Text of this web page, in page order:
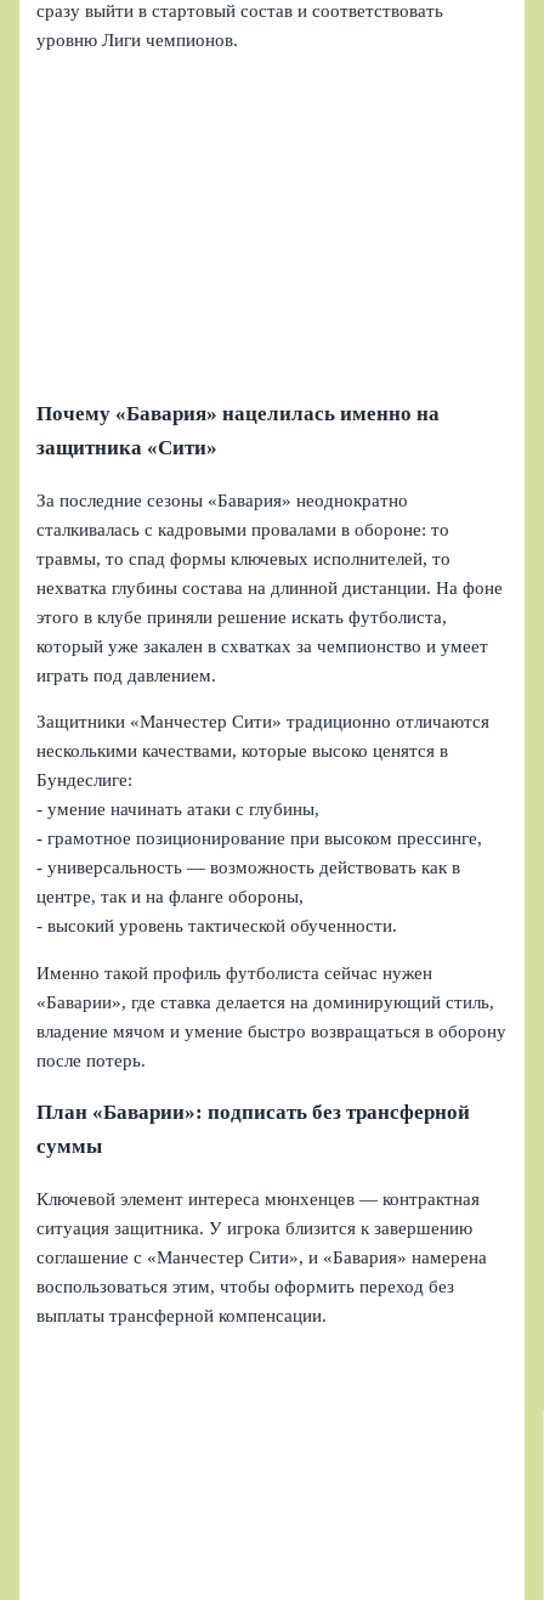
сразу выйти в стартовый состав и соответствовать
уровню Лиги чемпионов.
Почему «Бавария» нацелилась именно на
защитника «Сити»
За последние сезоны «Бавария» неоднократно
сталкивалась с кадровыми провалами в обороне: то
травмы, то спад формы ключевых исполнителей, то
нехватка глубины состава на длинной дистанции. На фоне
этого в клубе приняли решение искать футболиста,
который уже закален в схватках за чемпионство и умеет
играть под давлением.
Защитники «Манчестер Сити» традиционно отличаются
несколькими качествами, которые высоко ценятся в
Бундеслиге:
- умение начинать атаки с глубины,
- грамотное позиционирование при высоком прессинге,
- универсальность — возможность действовать как в
центре, так и на фланге обороны,
- высокий уровень тактической обученности.
Именно такой профиль футболиста сейчас нужен
«Баварии», где ставка делается на доминирующий стиль,
владение мячом и умение быстро возвращаться в оборону
после потерь.
План «Баварии»: подписать без трансферной
суммы
Ключевой элемент интереса мюнхенцев — контрактная
ситуация защитника. У игрока близится к завершению
соглашение с «Манчестер Сити», и «Бавария» намерена
воспользоваться этим, чтобы оформить переход без
выплаты трансферной компенсации.